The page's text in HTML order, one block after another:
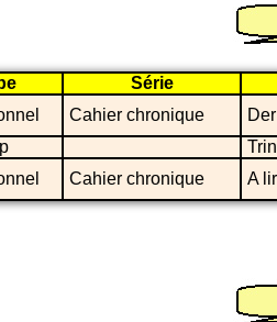
Série
Cahier chronique
Cahier chronique A